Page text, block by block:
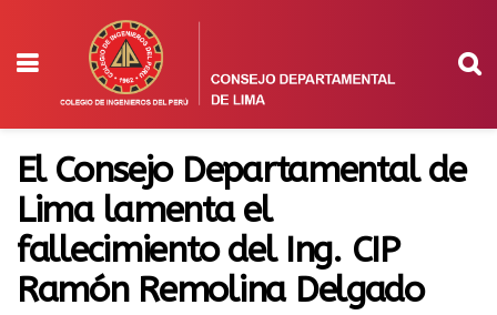
El Consejo Departamental de
Lima lamenta el
fallecimiento del Ing. CIP
Ramón Remolina Delgado